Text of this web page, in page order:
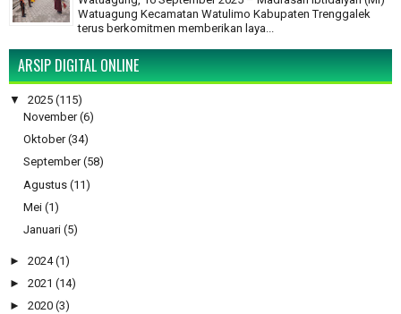
Watuagung Kecamatan Watulimo Kabupaten Trenggalek
terus berkomitmen memberikan laya...
ARSIP DIGITAL ONLINE
▼ 2025 (115)
November (6)
Oktober (34)
September (58)
Agustus (11)
Mei (1)
Januari (5)
► 2024 (1)
► 2021 (14)
► 2020 (3)